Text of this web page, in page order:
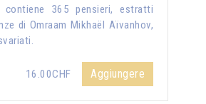
contiene 365 pensieri, estratti
di Omraam Mikhaël Aïvanhov,
16.00CHF Aggiungere